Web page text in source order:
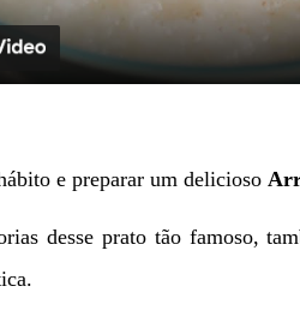
e preparar um delicioso
desse prato tão famoso,